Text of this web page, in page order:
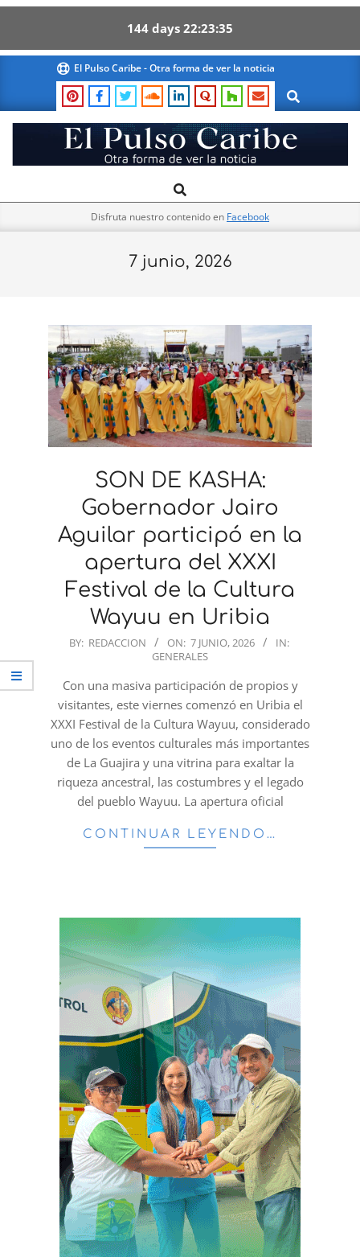
144 days 22 23 34
content
El Pulso Caribe - Otra forma de ver la noticia
Search
El
Pulso
Navigation
Search
Disfruta nuestro contenido en Facebook
7 junio, 2026
SON DE KASHA:
Gobernador Jairo
Aguilar participó en la
apertura del XXXI
Festival de la Cultura
Wayuu en Uribia
2026-
BY: REDACCION ON: 7 JUNIO, 2026
IN:
GENERALES
Con una masiva participación de propios y
visitantes, este viernes comenzó en Uribia el
XXXI Festival de la Cultura Wayuu, considerado
uno de los eventos culturales más importantes
de La Guajira y una vitrina para exaltar la
riqueza ancestral, las costumbres y el legado
del pueblo Wayuu. La apertura oficial
CONTINUAR LEYENDO…